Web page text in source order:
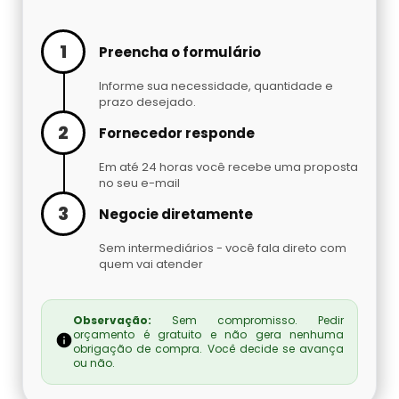
Embaladora De Café
Embaladora De Fechaduras E Maçanetas
Embaladora De Massas
Embaladora De Peças Automotivas
Embaladora De Pó
Fábrica De Máquinas Empacotadoras
1 Preencha o formulário
Informe sua necessidade, quantidade e
prazo desejado.
2 Fornecedor responde
Em até 24 horas você recebe uma proposta
no seu e-mail
3 Negocie diretamente
Sem intermediários - você fala direto com
quem vai atender
Observação: Sem compromisso. Pedir
orçamento é gratuito e não gera nenhuma
obrigação de compra. Você decide se avança
ou não.